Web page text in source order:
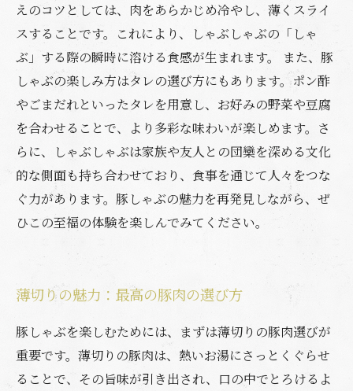
えのコツとしては、肉をあらかじめ冷やし、薄くスライ
スすることです。これにより、しゃぶしゃぶの「しゃ
ぶ」する際の瞬時に溶ける食感が生まれます。 また、豚
しゃぶの楽しみ方はタレの選び方にもあります。ポン酢
やごまだれといったタレを用意し、お好みの野菜や豆腐
を合わせることで、より多彩な味わいが楽しめます。さ
らに、しゃぶしゃぶは家族や友人との団欒を深める文化
的な側面も持ち合わせており、食事を通じて人々をつな
ぐ力があります。豚しゃぶの魅力を再発見しながら、ぜ
ひこの至福の体験を楽しんでみてください。
薄切りの魅力：最高の豚肉の選び方
豚しゃぶを楽しむためには、まずは薄切りの豚肉選びが
重要です。薄切りの豚肉は、熱いお湯にさっとくぐらせ
ることで、その旨味が引き出され、口の中でとろけるよ